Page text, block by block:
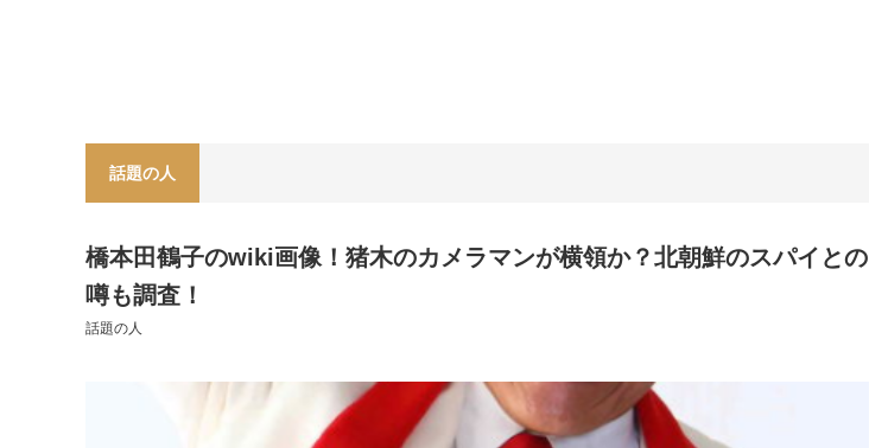
話題の人
橋本田鶴子のwiki画像！猪木のカメラマンが横領か？北朝鮮のスパイとの
噂も調査！
話題の人